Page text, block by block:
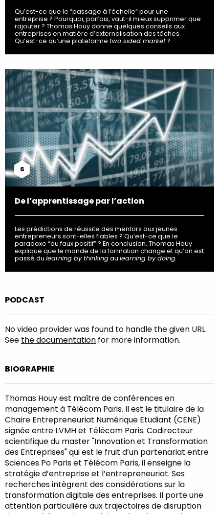
Qu’est-ce que le “passage à l’échelle” pour une
entreprise ? Pourquoi, parfois, vaut-il mieux supprimer que
rajouter ? Thomas Houy donne quelques conseils aux
entreprises en matière d’externalisation des tâches.
Qu’est-ce qu’une plateforme two sided market ?
6
De l’apprentissage par l’action
Les prédictions de réussite des mentors aux jeunes
entrepreneurs sont-elles fiables ? Qu’est-ce que le
paradoxe “du faux positif” ? En conclusion, Thomas Houy
explique que le monde de la formation change et qu’on est
passé du learning by thinkingau learning by doing.
PODCAST
No video provider was found to handle the given URL.
See the documentation for more information.
BIOGRAPHIE
Thomas Houy est maître de conférences en
management à Télécom Paris. Il est le titulaire de la
Chaire Entrepreneuriat Numérique Etudiant (CENE)
signée entre LVMH et Télécom Paris. Codirecteur
scientifique du master "Innovation et Transformation
des Entreprises" qui est le fruit d’un partenariat entre
Sciences Po Paris et Télécom Paris, il enseigne la
stratégie d’entreprise et l’entrepreneuriat. Ses
recherches intègrent des considérations sur la
transformation digitale des entreprises. Il porte une
attention particulière aux trajectoires de disruption